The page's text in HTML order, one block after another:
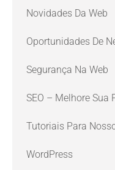
Novidades Da Web
Oportunidades De
Segurança Na Web
SEO – Melhore Sua
Tutoriais Para
WordPress